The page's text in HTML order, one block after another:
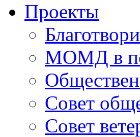
Проекты
МОМД в
Совет
Совет